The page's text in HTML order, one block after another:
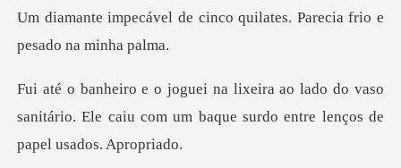
Um diamante impecável de cinco qui
ado do vaso
sanitário. Ele caiu com um baque